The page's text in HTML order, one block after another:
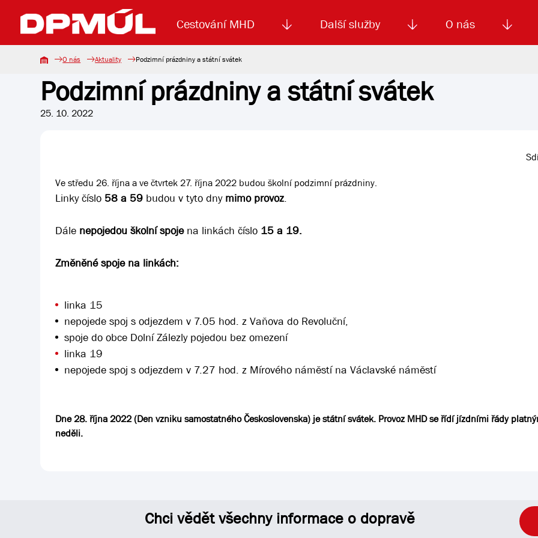
Cestování MHD
Uzavření mostu Dr. E. Beneše Koupit jízdenku Jízdné MHD El. jízdenka (EOS)
Další služby
Lanová dráha Reklama Smluvní doprava Autoškola
O nás
Základní údaje Aktuality Výběrová řízení
O nás Aktuality Podzimní prázdniny a státní svátek
Podzimní prázdniny a státní svátek
25. 10. 2022
Ve středu 26. října a ve čtvrtek 27. října 2022 budou školní podzimní prázdniny.
Linky číslo 58 a 59 budou v tyto dny mimo provoz.
Dále nepojedou školní spojena linkách číslo 15 a 19.
Změněné spoje na linkách:
linka 15
nepojede spoj s odjezdem v 7.05 hod. z Vaňova do Revoluční,
spoje do obce Dolní Zálezly pojedou bez omezení
linka 19
nepojede spoj s odjezdem v 7.27 hod. z Mírového náměstí na Václavské náměstí
Dne 28. října 2022 (Den vzniku samostatného Československa) je státní svátek. Provoz MHD se řídí jízdními řády
neděli.
Chci vědět všechny informace o dopravě